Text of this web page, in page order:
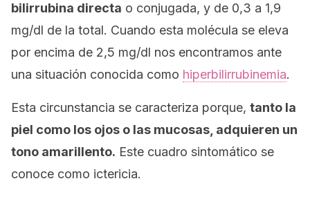
bilirrubina directa o conjugada, y de 0,3 a 1,9
mg/dl de la total. Cuando esta molécula se eleva
por encima de 2,5 mg/dl nos encontramos ante
una situación conocida como hiperbilirrubinemia.
Esta circunstancia se caracteriza porque, tanto la
piel como los ojos o las mucosas, adquieren un
tono amarillento. Este cuadro sintomático se
conoce como ictericia.